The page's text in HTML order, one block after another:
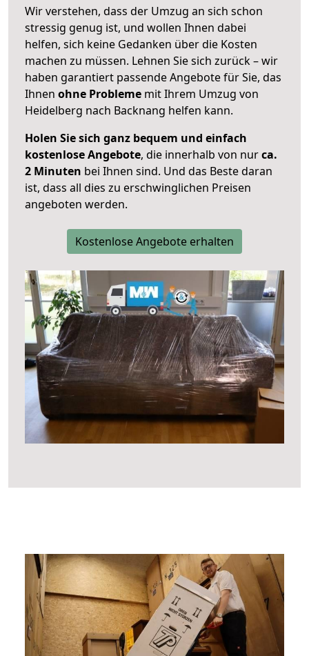
Wir verstehen, dass der Umzug an sich schon
stressig genug ist, und wollen Ihnen dabei
helfen, sich keine Gedanken über die Kosten
machen zu müssen. Lehnen Sie sich zurück – wir
haben garantiert passende Angebote für Sie, das
Ihnen ohne Probleme mit Ihrem Umzug von
Heidelberg nach Backnang helfen kann.
Holen Sie sich ganz bequem und einfach
kostenlose Angebote, die innerhalb von nurca.
2 Minuten bei Ihnen sind. Und das Beste daran
ist, dass all dies zu erschwinglichen Preisen
angeboten werden.
Kostenlose Angebote erhalten